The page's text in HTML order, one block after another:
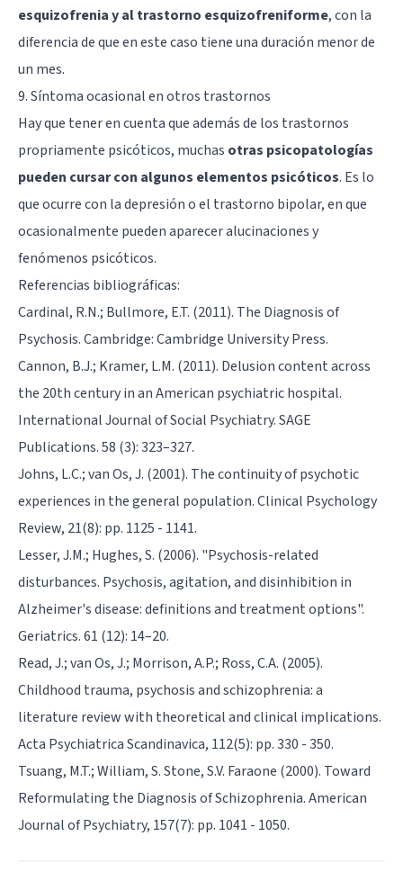
esquizofrenia y al trastorno esquizofreniforme, con la
diferencia de que en este caso tiene una duración menor de
un mes.
9. Síntoma ocasional en otros trastornos
Hay que tener en cuenta que además de los trastornos
propriamente psicóticos, muchas otras psicopatologías
pueden cursar con algunos elementos psicóticos. Es lo
que ocurre con la depresión o el trastorno bipolar, en que
ocasionalmente pueden aparecer alucinaciones y
fenómenos psicóticos.
Referencias bibliográficas:
Cardinal, R.N.; Bullmore, E.T. (2011). The Diagnosis of
Psychosis. Cambridge: Cambridge University Press.
Cannon, B.J.; Kramer, L.M. (2011). Delusion content across
the 20th century in an American psychiatric hospital.
International Journal of Social Psychiatry. SAGE
Publications. 58 (3): 323–327.
Johns, L.C.; van Os, J. (2001). The continuity of psychotic
experiences in the general population. Clinical Psychology
Review, 21(8): pp. 1125 - 1141.
Lesser, J.M.; Hughes, S. (2006). "Psychosis-related
disturbances. Psychosis, agitation, and disinhibition in
Alzheimer's disease: definitions and treatment options".
Geriatrics. 61 (12): 14–20.
Read, J.; van Os, J.; Morrison, A.P.; Ross, C.A. (2005).
Childhood trauma, psychosis and schizophrenia: a
literature review with theoretical and clinical implications.
Acta Psychiatrica Scandinavica, 112(5): pp. 330 - 350.
Tsuang, M.T.; William, S. Stone, S.V. Faraone (2000). Toward
Reformulating the Diagnosis of Schizophrenia. American
Journal of Psychiatry, 157(7): pp. 1041 - 1050.